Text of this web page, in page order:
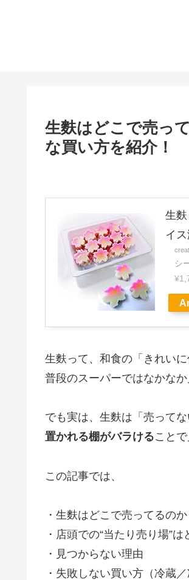
生麩はどこで売っ
な買い方を紹介！
生
イ
シ
生麩って、和食の「きれい
普段のスーパーではなかな
でも実は、生麩は「売ってな
置かれる棚がバラけること
この記事では、
・生麩はどこで売ってるのか
・店頭での“当たり売り場”は
・見つからない理由
・失敗しない買い方（冷蔵